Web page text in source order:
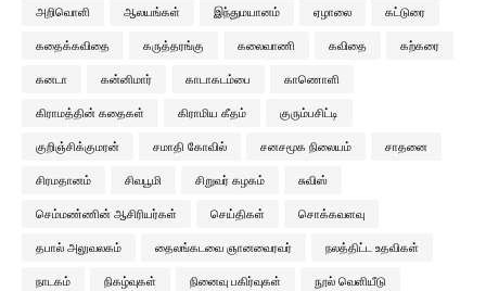
அறிவொளி
ஆலயங்கள் இந்துமயானம் ஏழாலை
கட்டுரை
கதைக்கவிதை
கருத்தரங்கு கலைவாணி கவிதை
கற்கரை
கனடா
கன்னிமார் காடாகடம்பை
காணொளி
கிராமத்தின் கதைகள்
கிராமிய கீதம்
குரும்பசிட்டி
குறிஞ்சிக்குமரன்
சமாதி கோவில் சனசமூக நிலையம்
சாதனை
சிரமதானம்
சிவபூமி சிறுவர் கழகம்
சுவிஸ்
செம்மண்ணின் ஆசிரியர்கள்
செய்திகள்
சொக்கவளவு
தபால் அலுவலகம்
தைலங்கடவை ஞானவைரவர்
நலத்திட்ட உதவிகள்
நாடகம்
நிகழ்வுகள் நினைவு பகிர்வுகள்
நூல் வெளியீடு